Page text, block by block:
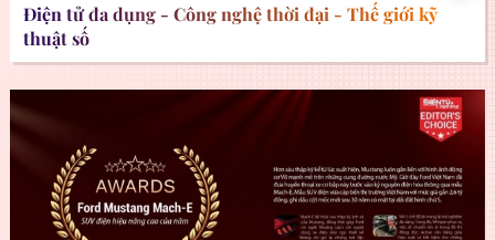
Điện tử đa dụng - Công nghệ thời đại - Thế giới kỹ
thuật số